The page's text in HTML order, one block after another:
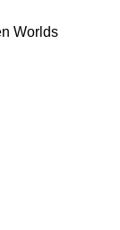
Worlds